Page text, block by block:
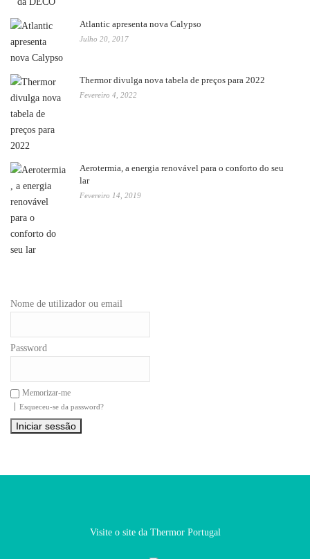
Atlantic apresenta nova Calypso
Julho 20, 2017
Thermor divulga nova tabela de preços para 2022
Fevereiro 4, 2022
Aerotermia, a energia renovável para o conforto do seu
lar
Fevereiro 14, 2019
Nome de utilizador ou email
Password
Memorizar-me
Esqueceu-se da password?
Iniciar sessão
Visite o site da Thermor Portugal